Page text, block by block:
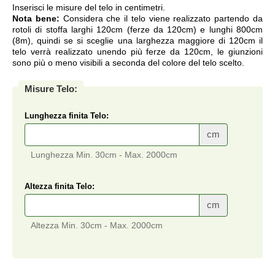
Inserisci le misure del telo in centimetri.
Nota bene: Considera che il telo viene realizzato partendo da
rotoli di stoffa larghi 120cm (ferze da 120cm) e lunghi 800cm
(8m), quindi se si sceglie una larghezza maggiore di 120cm il
telo verrà realizzato unendo più ferze da 120cm, le giunzioni
sono più o meno visibili a seconda del colore del telo scelto.
Misure Telo:
Lunghezza finita Telo:
cm
Lunghezza Min. 30cm - Max. 2000cm
Altezza finita Telo:
cm
Altezza Min. 30cm - Max. 2000cm